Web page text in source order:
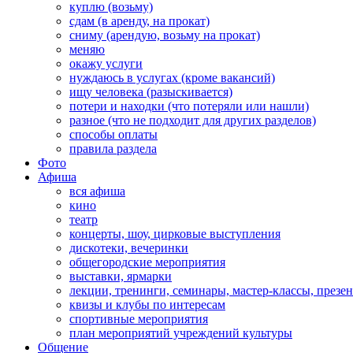
куплю (возьму)
сдам (в аренду, на прокат)
сниму (арендую, возьму на прокат)
меняю
окажу услуги
нуждаюсь в услугах (кроме вакансий)
ищу человека (разыскивается)
потери и находки (что потеряли или нашли)
разное (что не подходит для других разделов)
способы оплаты
правила раздела
Фото
Афиша
вся афиша
кино
театр
концерты, шоу, цирковые выступления
дискотеки, вечеринки
общегородские мероприятия
выставки, ярмарки
лекции, тренинги, семинары, мастер-классы,
квизы и клубы по интересам
спортивные мероприятия
план мероприятий учреждений культуры
Общение